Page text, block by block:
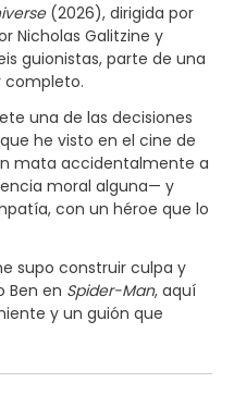
(2026), dirigida por
Nicholas Galitzine y
guionistas, parte de una
completo.
una de las decisiones
he visto en el cine de
mata accidentalmente a
moral alguna— y
con un héroe que lo
supo construir culpa y
Ben en Spider-Man, aquí
y un guión que